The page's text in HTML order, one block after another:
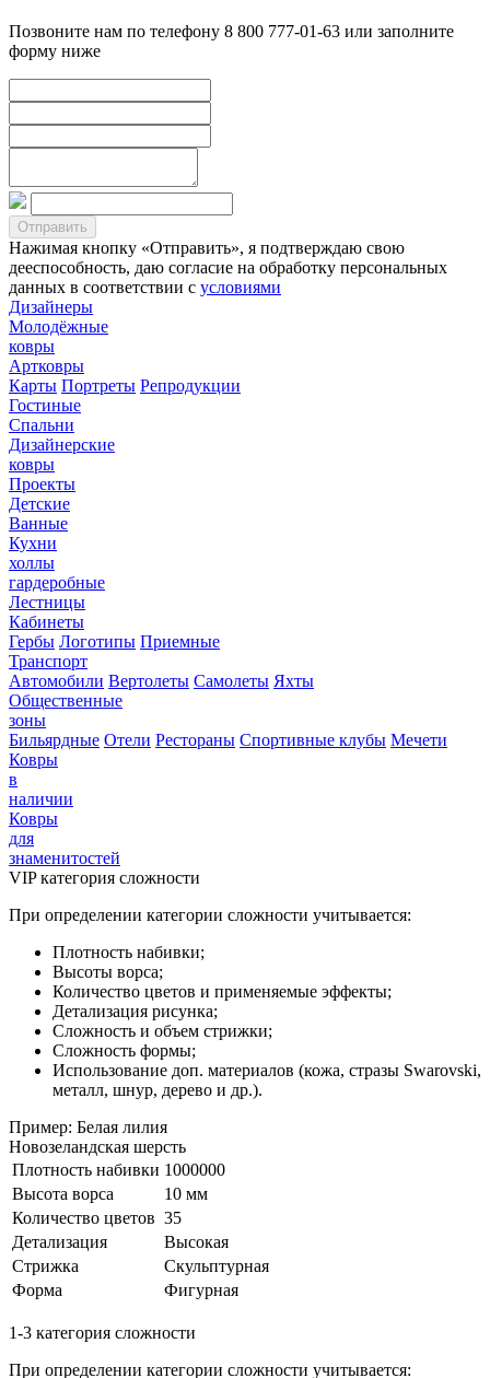
Позвоните нам по телефону 8 800 777-01-63 или заполните
форму ниже
Нажимая кнопку «Отправить», я подтверждаю свою
дееспособность, даю согласие на обработку персональных
данных в соответствии с условиями
Дизайнеры
Молодёжные
ковры
Артковры
Карты Портреты Репродукции
Гостиные
Спальни
Дизайнерские
ковры
Проекты
Детские
Ванные
Кухни
холлы
гардеробные
Лестницы
Кабинеты
Гербы Логотипы Приемные
Транспорт
Автомобили Вертолеты Самолеты Яхты
Общественные
зоны
Бильярдные Отели Рестораны Спортивные клубы Мечети
Ковры
в
наличии
Ковры
для
знаменитостей
VIP категория сложности
При определении категории сложности учитывается:
Плотность набивки;
Высоты ворса;
Количество цветов и применяемые эффекты;
Детализация рисунка;
Сложность и объем стрижки;
Сложность формы;
Использование доп. материалов (кожа, стразы Swarovski,
металл, шнур, дерево и др.).
Пример: Белая лилия
Новозеландская шерсть
Плотность набивки 1000000
Высота ворса
10 мм
Количество цветов 35
Детализация
Высокая
Стрижка
Скульптурная
Форма
Фигурная
1-3 категория сложности
При определении категории сложности учитывается: